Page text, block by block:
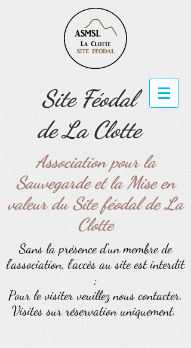
Site Féodal
de La Clotte
Association pour la
Sauvegarde et la Mise en
valeur du Site féodal de La
Clotte
Sans la présence d'un membre de
l'association, l'accès au site est interdit
;
Pour le visiter veuillez nous contacter.
Visites sur réservation uniquement.